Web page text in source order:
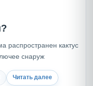
распространен кактус
снаруж
Читать далее